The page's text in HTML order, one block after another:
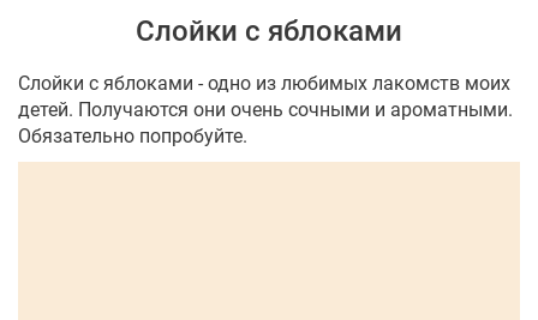
Слойки с яблоками
Слойки с яблоками - одно из любимых лакомств моих
детей. Получаются они очень сочными и ароматными.
Обязательно попробуйте.